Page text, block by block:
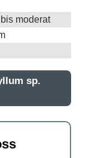
moderat
sp.